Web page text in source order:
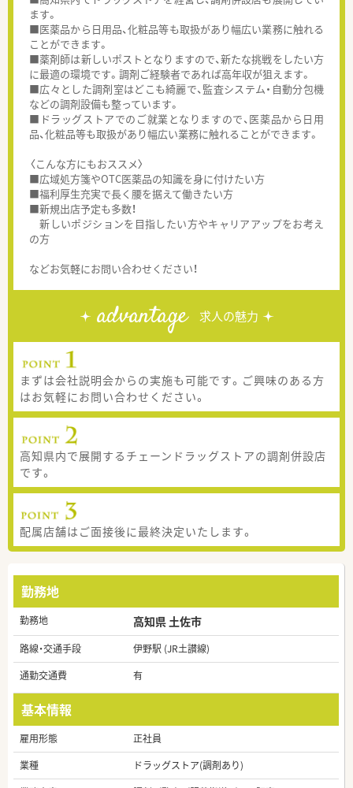
ます。
■医薬品から日用品、化粧品等も取扱があり幅広い業務に触れる
ことができます。
■薬剤師は新しいポストとなりますので、新たな挑戦をしたい方
に最適の環境です。調剤ご経験者であれば高年収が狙えます。
■広々とした調剤室はどこも綺麗で、監査システム・自動分包機
などの調剤設備も整っています。
■ドラッグストアでのご就業となりますので、医薬品から日用
品、化粧品等も取扱があり幅広い業務に触れることができます。
〈こんな方にもおススメ〉
■広域処方箋やOTC医薬品の知識を身に付けたい方
■福利厚生充実で長く腰を据えて働きたい方
■新規出店予定も多数！
新しいポジションを目指したい方やキャリアアップをお考え
の方
などお気軽にお問い合わせください！
advantage 求人の魅力
まずは会社説明会からの実施も可能です。ご興味のある方
はお気軽にお問い合わせください。
高知県内で展開するチェーンドラッグストアの調剤併設店
です。
配属店舗はご面接後に最終決定いたします。
勤務地
勤務地 高知県 土佐市
路線・交通手段
伊野駅 (JR土讃線)
通勤交通費
有
基本情報
雇用形態
正社員
業種
ドラッグストア(調剤あり)